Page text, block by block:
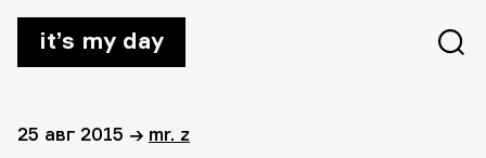
it’s my day
25 авг 2015 → mr. z